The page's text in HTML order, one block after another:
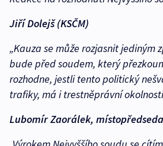
Jiří Dolejš (KSČM)
„Kauza se může rozjasnit jediným
bude před soudem, který
rozhodne, jestli tento politický
trafiky, má i trestněprávní
Lubomír Zaorálek, místopředseda